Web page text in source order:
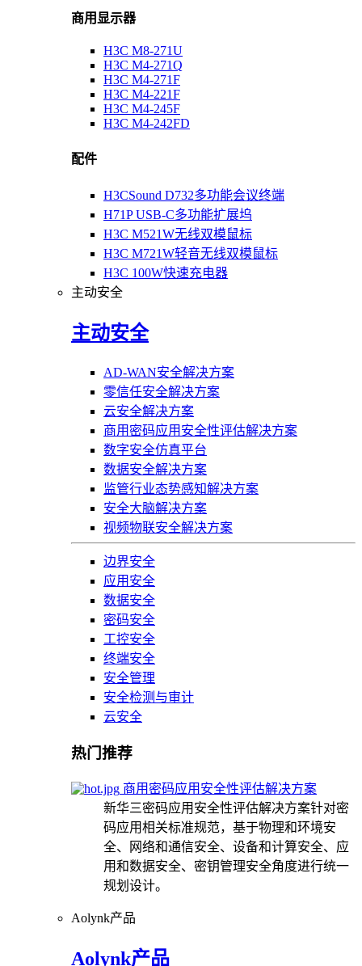
商用显示器
H3C M8-271U
H3C M4-271Q
H3C M4-271F
H3C M4-221F
H3C M4-245F
H3C M4-242FD
配件
H3CSound D732多功能会议终端
H71P USB-C多功能扩展坞
H3C M521W无线双模鼠标
H3C M721W轻音无线双模鼠标
H3C 100W快速充电器
主动安全
主动安全
AD-WAN安全解决方案
零信任安全解决方案
云安全解决方案
商用密码应用安全性评估解决方案
数字安全仿真平台
数据安全解决方案
监管行业态势感知解决方案
安全大脑解决方案
视频物联安全解决方案
边界安全
应用安全
数据安全
密码安全
工控安全
终端安全
安全管理
安全检测与审计
云安全
热门推荐
商用密码应用安全性评估解决方案
新华三密码应用安全性评估解决方案针对密
码应用相关标准规范，基于物理和环境安
全、网络和通信安全、设备和计算安全、应
用和数据安全、密钥管理安全角度进行统一
规划设计。
Aolynk产品
Aolynk产品